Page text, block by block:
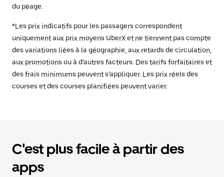
du péage.
*Les prix indicatifs pour les passagers correspondent
uniquement aux prix moyens UberX et ne tiennent pas compte
des variations liées à la géographie, aux retards de circulation,
aux promotions ou à d’autres facteurs. Des tarifs forfaitaires et
des frais minimums peuvent s’appliquer. Les prix réels des
courses et des courses planifiées peuvent varier.
C'est plus facile à partir des
apps